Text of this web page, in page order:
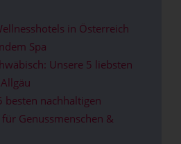
in Österreich
Spa
Unsere 5 liebsten
besten nachhaltigen
Genussmenschen &